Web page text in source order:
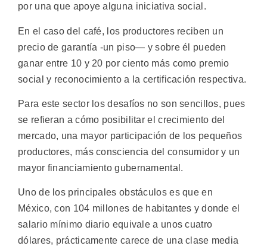
por una que apoye alguna iniciativa social.
En el caso del café, los productores reciben un
precio de garantía -un piso— y sobre él pueden
ganar entre 10 y 20 por ciento más como premio
social y reconocimiento a la certificación respectiva.
Para este sector los desafíos no son sencillos, pues
se refieran a cómo posibilitar el crecimiento del
mercado, una mayor participación de los pequeños
productores, más consciencia del consumidor y un
mayor financiamiento gubernamental.
Uno de los principales obstáculos es que en
México, con 104 millones de habitantes y donde el
salario mínimo diario equivale a unos cuatro
dólares, prácticamente carece de una clase media